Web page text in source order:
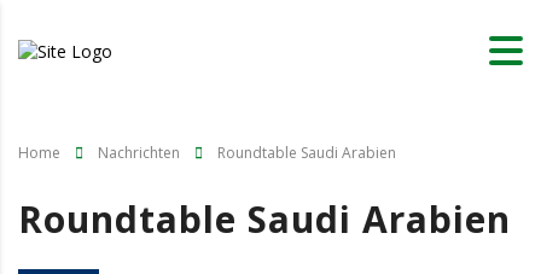
Home Nachrichten Roundtable Saudi Arabien
Roundtable Saudi Arabien